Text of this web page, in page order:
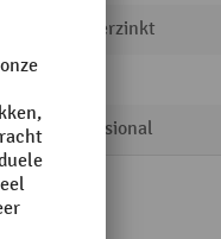
vuurverzinkt
Professional